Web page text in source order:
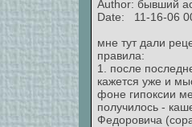
Author: бывший
Date: 11-16-06
мне тут дали
правила:
1. после
кажется уже и
фоне гипоксии
получилось -
Федоровича